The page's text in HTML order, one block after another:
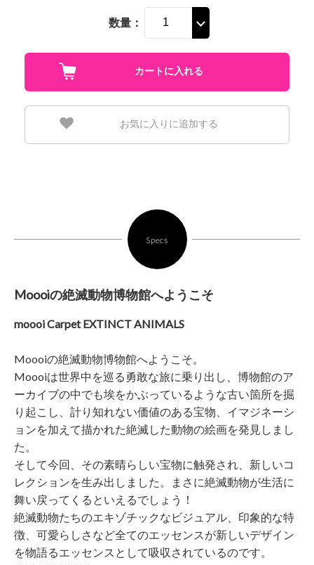
数量：
お気に入りに追加する
Specs
Moooiの絶滅動物博物館へようこそ
moooi Carpet EXTINCT ANIMALS
Moooiの絶滅動物博物館へようこそ。
Moooiは世界中を巡る勇敢な旅に乗り出し、博物館のア
ーカイブの中でも埃をかぶっているような古い箇所を掘
り起こし、計り知れない価値のある宝物、イマジネーシ
ョンを加えて描かれた絶滅した動物の絵画を発見しまし
た。
そして今回、その素晴らしい宝物に触発され、新しいコ
レクションを生み出しました。まさに絶滅動物が生活に
舞い戻ってくるといえるでしょう！
絶滅動物たちのエキゾチックなビジュアル、印象的な特
徴、可愛らしさなど全てのエッセンスが新しいデザイン
を物語るエッセンスとして吸収されているのです。